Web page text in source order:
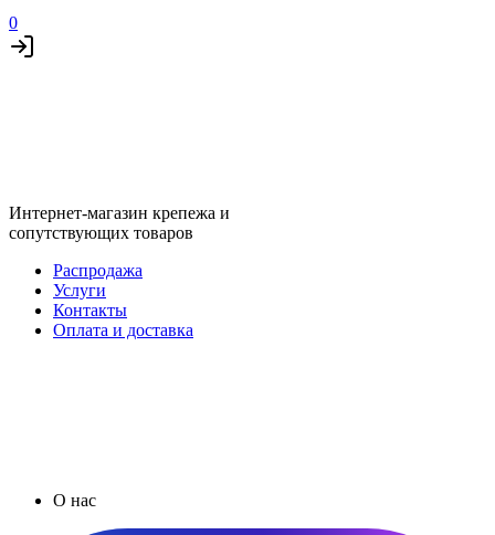
0
Интернет-магазин крепежа и
сопутствующих товаров
Распродажа
Услуги
Контакты
Оплата и доставка
О нас